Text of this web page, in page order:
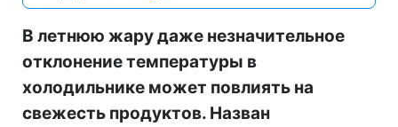
В летнюю жару даже незначительное
отклонение температуры в
холодильнике может повлиять на
свежесть продуктов. Назван